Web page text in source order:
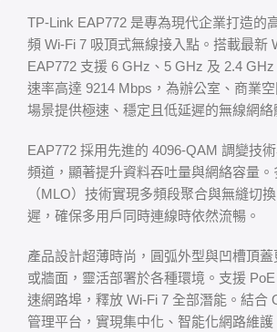
TP-Link EAP772 是專為現代企業打造的
頻 Wi-Fi 7 吸頂式無線接入點。搭載最新
EAP772 支援 6 GHz、5 GHz 及 2.4
速率高達 9214 Mbps，為辦公室、商業
場景提供極速、穩定且低延遲的無線網絡
EAP772 採用先進的 4096-QAM 調變技
頻道，顯著提升資料吞吐量與網絡容量
（MLO）技術實現多頻段聚合與無縫切
遲，確保多用戶同時連線時依然流暢。
產品設計超薄時尚，圓弧外型與凹槽頂
或牆面，靈活部署於各種環境。支援
速網路埠，釋放 Wi-Fi 7 全部潛能。結合
管理平台，實現集中化、智能化網路維